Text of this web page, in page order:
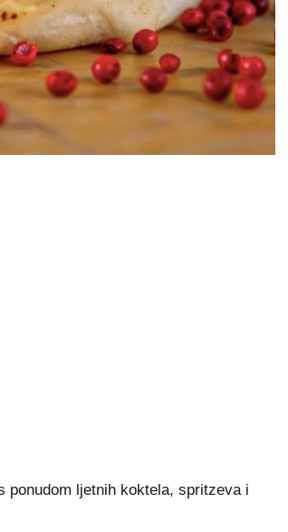
ponudom ljetnih koktela, spritzeva i